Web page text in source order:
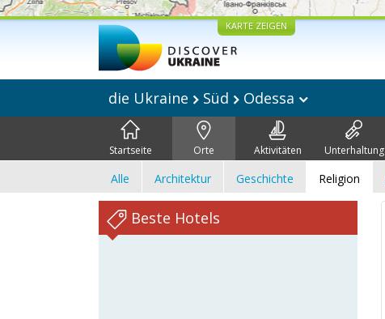
KARTE ZEIGEN
die Ukraine Süd Odessa
Startseite Orte Aktivitäten Unterhaltung
Alle Architektur Geschichte Religion
Beste Hotels